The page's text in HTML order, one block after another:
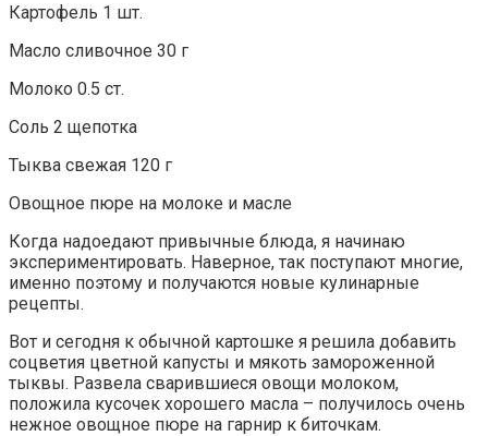
Картофель 1 шт.
Масло сливочное 30 г
Молоко 0.5 ст.
Соль 2 щепотка
Тыква свежая 120 г
Овощное пюре на молоке и масле
Когда надоедают привычные блюда, я начинаю
экспериментировать. Наверное, так поступают многие,
именно поэтому и получаются новые кулинарные
рецепты.
Вот и сегодня к обычной картошке я решила добавить
соцветия цветной капусты и мякоть замороженной
тыквы. Развела сварившиеся овощи молоком,
положила кусочек хорошего масла – получилось очень
нежное овощное пюре на гарнир к биточкам.